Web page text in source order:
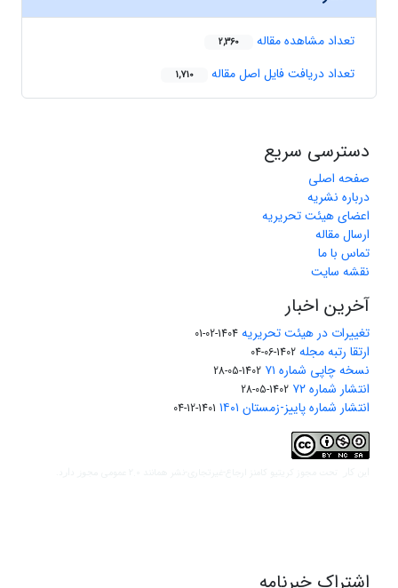
تعداد مشاهده مقاله 2,360
تعداد دریافت فایل اصل مقاله 1,710
دسترسی سریع
صفحه اصلی
درباره نشریه
اعضای هیئت تحریریه
ارسال مقاله
تماس با ما
نقشه سایت
آخرین اخبار
تغییرات در هیئت تحریریه 1404-02-01
ارتقا رتبه مجله 1402-06-04
نسخه چاپی شماره ۷۱ 1402-05-28
انتشار شماره ۷۲ 1402-05-28
انتشار شماره پاییز-زمستان ۱۴۰۱ 1401-12-04